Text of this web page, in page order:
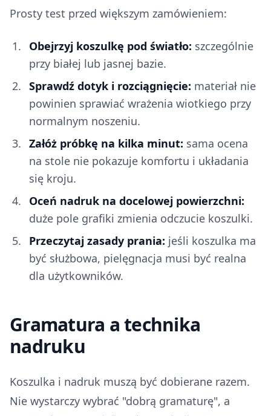
Prosty test przed większym zamówieniem:
Obejrzyj koszulkę pod światło: szczególnie
przy białej lub jasnej bazie.
Sprawdź dotyk i rozciągnięcie: materiał nie
powinien sprawiać wrażenia wiotkiego przy
normalnym noszeniu.
Załóż próbkę na kilka minut: sama ocena
na stole nie pokazuje komfortu i układania
się kroju.
Oceń nadruk na docelowej powierzchni:
duże pole grafiki zmienia odczucie koszulki.
Przeczytaj zasady prania: jeśli koszulka ma
być służbowa, pielęgnacja musi być realna
dla użytkowników.
Gramatura a technika
nadruku
Koszulka i nadruk muszą być dobierane razem.
Nie wystarczy wybrać "dobrą gramaturę", a